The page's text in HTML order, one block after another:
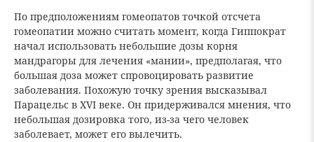
По предположениям гомеопатов точкой отсчета
гомеопатии можно считать момент, когда Гиппократ
начал использовать небольшие дозы корня
мандрагоры для лечения «мании», предполагая, что
большая доза может спровоцировать развитие
заболевания. Похожую точку зрения высказывал
Парацельс в XVI веке. Он придерживался мнения, что
небольшая дозировка того, из-за чего человек
заболевает, может его вылечить.